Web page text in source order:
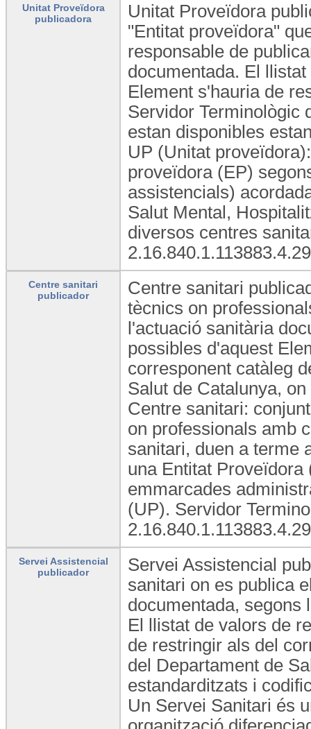
Unitat Proveïdora
publicadora
Unitat Proveïdora
"Entitat proveïdora"
responsable de
documentada. El
Element s'hauria de
Servidor Terminològic
estan disponibles
UP (Unitat
proveïdora (EP)
assistencials)
Salut Mental,
diversos centres
Centre sanitari
publicador
Centre sanitari
tècnics on
l'actuació sanitària
possibles d'aquest
corresponent catàleg
Salut de Catalunya,
Centre sanitari:
on professionals amb
sanitari, duen a terme
una Entitat
emmarcades
(UP). Servidor
Servei Assistencial
publicador
Servei Assistencial
sanitari on es publica
documentada, segons
El llistat de valors de
de restringir als del
del Departament de
estandarditzats i
Un Servei Sanitari és